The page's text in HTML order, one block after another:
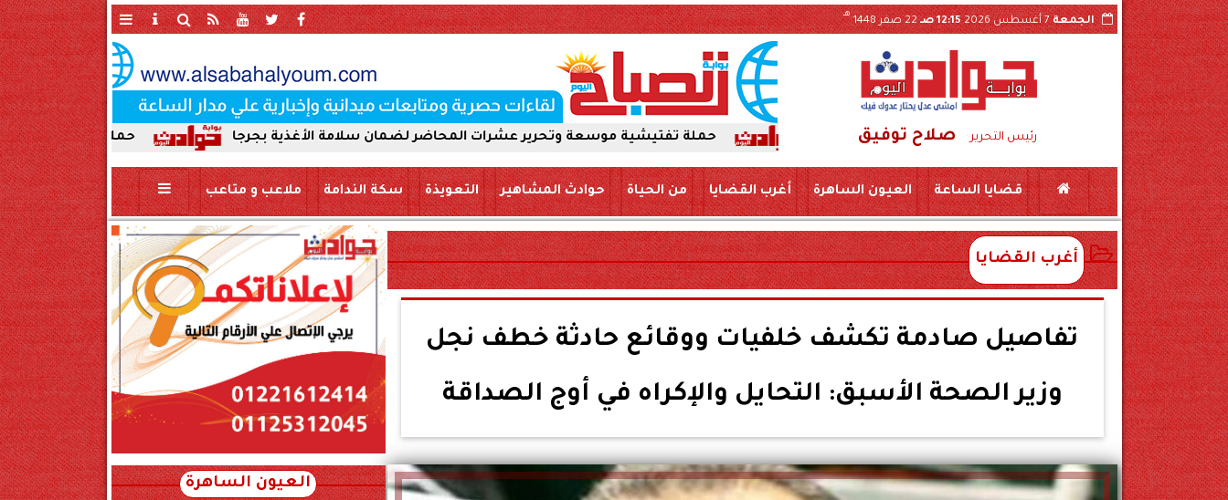
الجمعة7 أغسطس 2026 12:15 صـ 22 صفر 1448
هـ
رئيس التحرير صلاح توفيق حملة صباحية مكبرة لإزالة حملة تفتيشية موسعة وتحرير عشرات المحاضر لضمان سلامة الأغذية بجرجا والقرارات الداخلية عبر «السوشيال ميديا»
قضايا الساعة العيون الساهرة أغرب القضايا من الحياة حوادث المشاهير التعويذة سكة الندامة ملاعب و متاعب
أغرب القضايا
تفاصيل صادمة تكشف خلفيات ووقائع حادثة خطف نجل
وزير الصحة الأسبق: التحايل والإكراه في أوج الصداقة
العيون الساهرة